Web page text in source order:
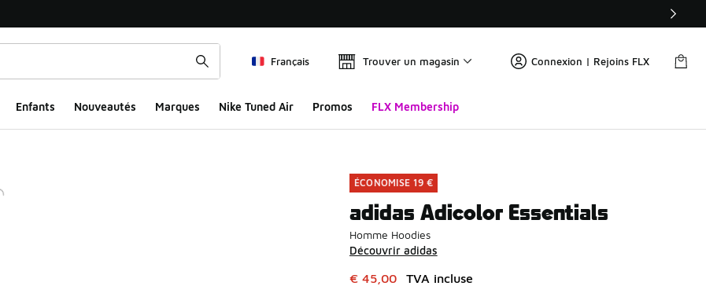
Français Trouver un magasin Connexion | Rejoins FLX
Enfants Nouveautés Marques Nike Tuned Air Promos FLX Membership
ÉCONOMISE 19 €
adidas Adicolor Essentials
Homme Hoodies
Découvrir adidas
Cet article est en promotion. Prix en baisse de à € 45,00
€ 45,00 TVA incluse